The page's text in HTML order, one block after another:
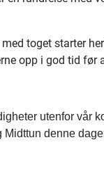
toget starter
opp i god tid før
utenfor vår
Midttun denne